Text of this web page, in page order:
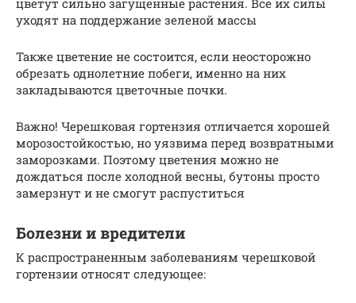
цветут сильно загущенные растения. Все их силы
уходят на поддержание зеленой массы
Также цветение не состоится, если неосторожно
обрезать однолетние побеги, именно на них
закладываются цветочные почки.
Важно! Черешковая гортензия отличается хорошей
морозостойкостью, но уязвима перед возвратными
заморозками. Поэтому цветения можно не
дождаться после холодной весны, бутоны просто
замерзнут и не смогут распуститься
Болезни и вредители
К распространенным заболеваниям черешковой
гортензии относят следующее: